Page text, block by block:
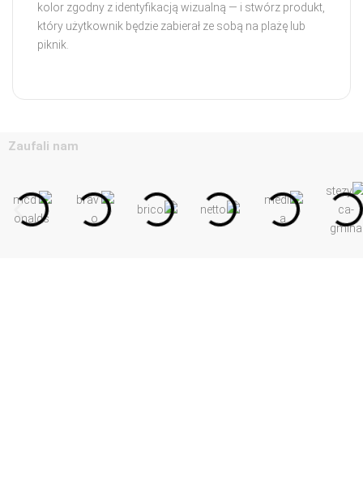
kolor zgodny z identyfikacją wizualną — i stwórz produkt,
który użytkownik będzie zabierał ze sobą na plażę lub
piknik.
Zaufali nam